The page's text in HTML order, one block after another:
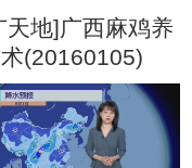
天地]广西麻鸡养
(20160105)